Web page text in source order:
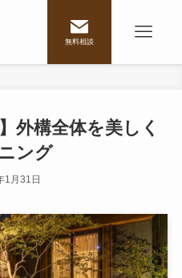
無料相談
外構全体を美しく
ング
1月31日